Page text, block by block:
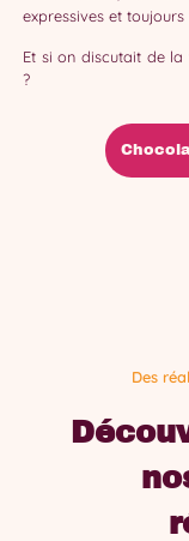
expressives et
Et si on discutait de
?
Des